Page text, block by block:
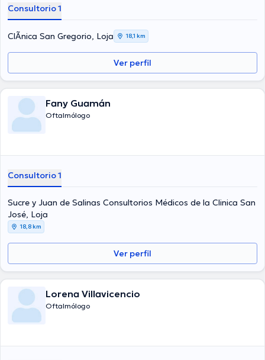
Consultorio 1
ClÃ­nica San Gregorio, Loja 18,1 km
Ver perfil
Fany Guamán
Oftalmólogo
Consultorio 1
Sucre y Juan de Salinas Consultorios Médicos de la Clinica San
José, Loja
18,8 km
Ver perfil
Lorena Villavicencio
Oftalmólogo